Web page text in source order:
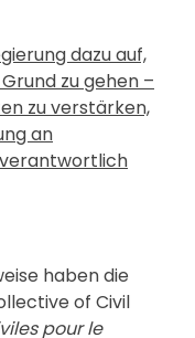
dazu auf,
zu gehen –
zu verstärken,
an
haben die
of Civil
pour le